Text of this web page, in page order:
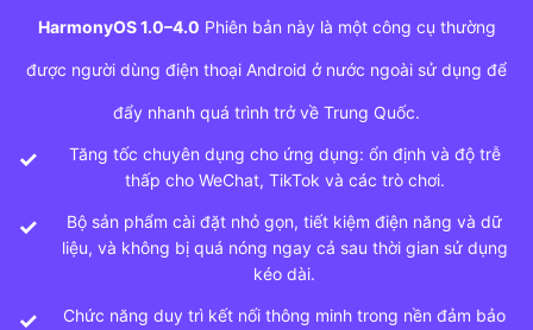
HarmonyOS 1.0–4.0 Phiên bản này là một công cụ thường
được người dùng điện thoại Android ở nước ngoài sử dụng để
đẩy nhanh quá trình trở về Trung Quốc.
Tăng tốc chuyên dụng cho ứng dụng: ổn định và độ trễ
thấp cho WeChat, TikTok và các trò chơi.
Bộ sản phẩm cài đặt nhỏ gọn, tiết kiệm điện năng và dữ
liệu, và không bị quá nóng ngay cả sau thời gian sử dụng
kéo dài.
Chức năng duy trì kết nối thông minh trong nền đảm bảo